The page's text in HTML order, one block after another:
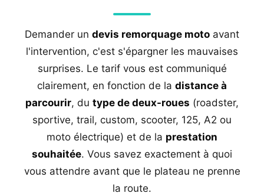
Demander un devis remorquage moto avant
l'intervention, c'est s'épargner les mauvaises
surprises. Le tarif vous est communiqué
clairement, en fonction de la distance à
parcourir, du type de deux-roues (roadster,
sportive, trail, custom, scooter, 125, A2 ou
moto électrique) et de la prestation
souhaitée. Vous savez exactement à quoi
vous attendre avant que le plateau ne prenne
la route.